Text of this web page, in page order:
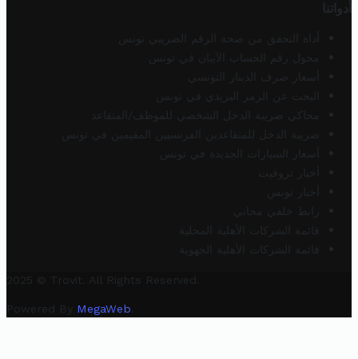
أدواتنا
أداة التحقق من صحة الرقم الضريبي تونس
محول رقم الحساب الآيبان في تونس
أسعار صرف الدينار التونسي
البحث عن الرمز البريدي في تونس
محاكي ضريبة الدخل الشخصي للموظف/المتقاعد
ضريبة الدخل للمتقاعدين الفرنسيين المقيمين في تونس
أسعار السيارات الجديدة في تونس
أخبار تروفيت
أخبار تونس
رابط خلفي مجاني
قائمة الشركات الأهلية المحلية
قائمة الشركات الأهلية الجهوية
2025 © Trovit. All Rights Reserved.
Powered By MegaWeb